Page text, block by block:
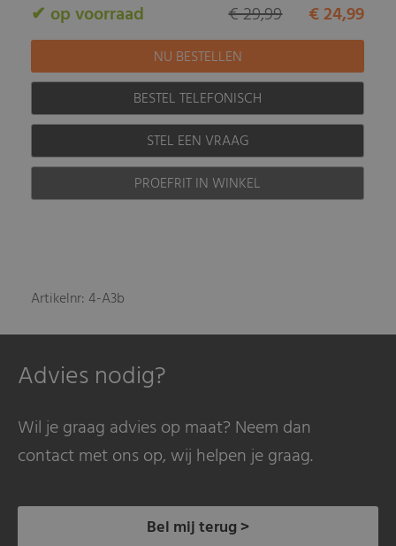
✔ op voorraad € 24,99
€ 29,99
BESTEL TELEFONISCH
STEL EEN VRAAG
PROEFRIT IN WINKEL
Artikelnr: 4-A3b
Advies nodig?
Wil je graag advies op maat? Neem dan
contact met ons op, wij helpen je graag.
Bel mij terug >